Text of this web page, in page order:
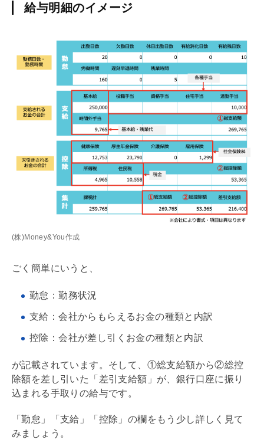
給与明細のイメージ
(株)Money&You作成
ごく簡単にいうと、
勤怠：勤務状況
支給：会社からもらえるお金の種類と内訳
控除：会社が差し引くお金の種類と内訳
が記載されています。そして、①総支給額から②総控
除額を差し引いた「差引支給額」が、銀行口座に振り
込まれる手取りの給与です。
「勤怠」「支給」「控除」の欄をもう少し詳しく見て
みましょう。